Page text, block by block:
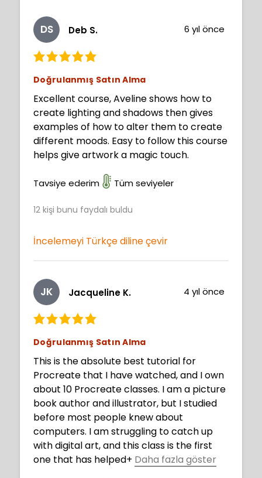
DS Deb S. 6 yıl önce
Doğrulanmış Satın Alma
Excellent course, Aveline shows how to
create lighting and shadows then gives
examples of how to alter them to create
different moods. Easy to follow this course
helps give artwork a magic touch.
Tavsiye ederim Tüm seviyeler
12 kişi bunu faydalı buldu
İncelemeyi Türkçe diline çevir
JK Jacqueline K. 4 yıl önce
Doğrulanmış Satın Alma
This is the absolute best tutorial for
Procreate that I have watched, and I own
about 10 Procreate classes. I am a picture
book author and illustrator, but I studied
before most people knew about
computers. I am struggling to catch up
with digital art, and this class is the first
one that has helped+ Daha fazla göster